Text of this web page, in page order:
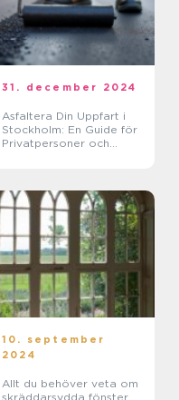
31. december 2024
Asfaltera Din Uppfart i
Stockholm: En Guide för
Privatpersoner och
10. september
2024
Allt du behöver veta om
skräddarsydda fönster